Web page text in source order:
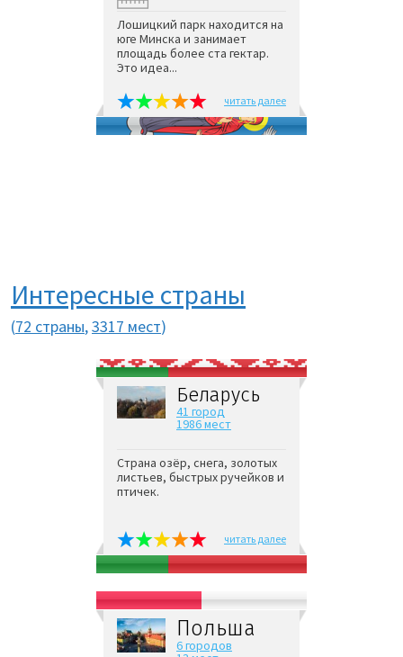
Лошицкий парк находится на
юге Минска и занимает
площадь более ста гектар.
Это идеа...
читать далее
Интересные страны
(72 страны,3317 мест)
Беларусь
41 город
1986 мест
Страна озёр, снега, золотых
листьев, быстрых ручейков и
птичек.
читать далее
Польша
6 городов